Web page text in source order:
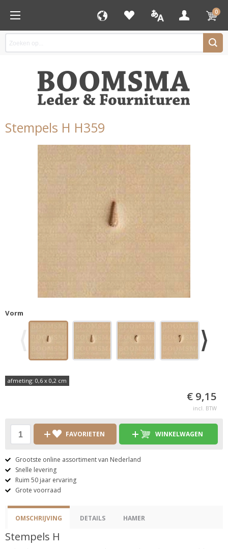
0
Stempels H H359
Vorm
afmeting: 0,6 x 0,2 cm
€ 9,15
incl. BTW
FAVORIETEN WINKELWAGEN
Grootste online assortiment van Nederland
Snelle levering
Ruim 50 jaar ervaring
Grote voorraad
OMSCHRIJVING DETAILS HAMER
Stempels H